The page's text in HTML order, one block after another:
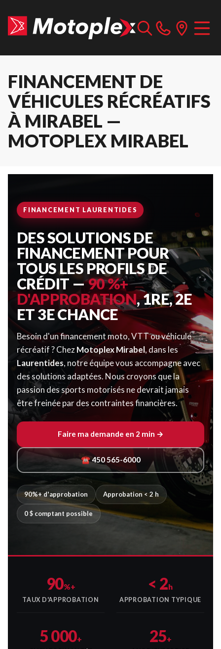
FINANCEMENT DE
VÉHICULES RÉCRÉATIFS
À MIRABEL —
MOTOPLEX MIRABEL
FINANCEMENT LAURENTIDES
DES SOLUTIONS DE
FINANCEMENT POUR
TOUS LES PROFILS DE
CRÉDIT —90 %+
D'APPROBATION, 1RE, 2E
ET 3E CHANCE
Besoin d'un financement moto, VTT ou véhicule
récréatif ? ChezMotoplex Mirabel, dans les
Laurentides, notre équipe vous accompagne avec
des solutions adaptées. Nous croyons que la
passion des sports motorisés ne devrait jamais
être freinée par des contraintes financières.
Faire ma demande en 2 min →
☎ 450 565-6000
90%+ d'approbation Approbation < 2 h
0 $ comptant possible
90%+
TAUX D'APPROBATION
< 2h
APPROBATION TYPIQUE
5 000+ 25+